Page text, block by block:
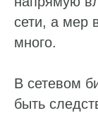
сети, а мер
много.
В сетевом
быть